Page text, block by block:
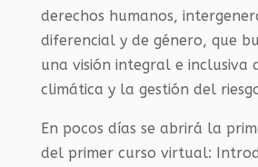
derechos humanos,
diferencial y de género, que
una visión integral e inclusiva
climática y la gestión del
En pocos días se abrirá la
del primer curso virtual: